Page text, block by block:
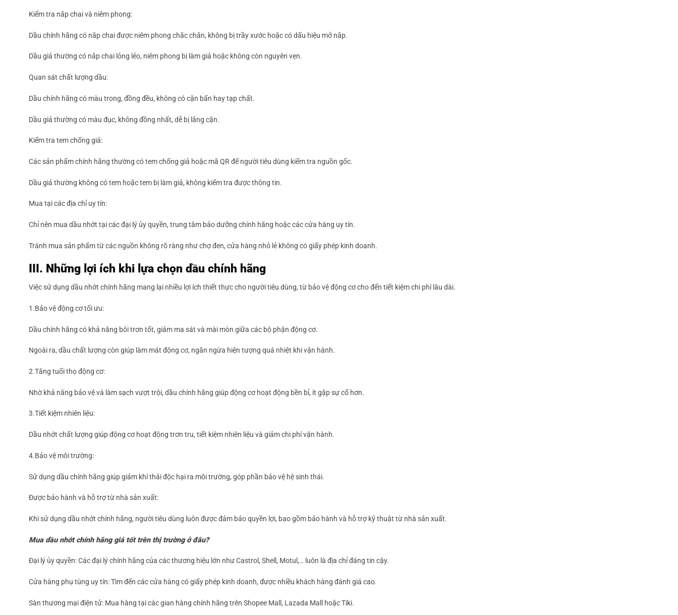
Kiểm tra nắp chai và niêm phong:
Dầu chính hãng có nắp chai được niêm phong chắc chắn, không bị trầy xước hoặc có dấu hiệu mở nắp.
Dầu giả thường có nắp chai lỏng lẻo, niêm phong bị làm giả hoặc không còn nguyên vẹn.
Quan sát chất lượng dầu:
Dầu chính hãng có màu trong, đồng đều, không có cặn bẩn hay tạp chất.
Dầu giả thường có màu đục, không đồng nhất, dễ bị lắng cặn.
Kiểm tra tem chống giả:
Các sản phẩm chính hãng thường có tem chống giả hoặc mã QR để người tiêu dùng kiểm tra nguồn gốc.
Dầu giả thường không có tem hoặc tem bị làm giả, không kiểm tra được thông tin.
Mua tại các địa chỉ uy tín:
Chỉ nên mua dầu nhớt tại các đại lý ủy quyền, trung tâm bảo dưỡng chính hãng hoặc các cửa hàng uy tín.
Tránh mua sản phẩm từ các nguồn không rõ ràng như chợ đen, cửa hàng nhỏ lẻ không có giấy phép kinh doanh.
III. Những lợi ích khi lựa chọn dầu chính hãng
Việc sử dụng dầu nhớt chính hãng mang lại nhiều lợi ích thiết thực cho người tiêu dùng, từ bảo vệ động cơ cho đến tiết kiệm chi phí lâu dài.
1.Bảo vệ động cơ tối ưu:
Dầu chính hãng có khả năng bôi trơn tốt, giảm ma sát và mài mòn giữa các bộ phận động cơ.
Ngoài ra, dầu chất lượng còn giúp làm mát động cơ, ngăn ngừa hiện tượng quá nhiệt khi vận hành.
2.Tăng tuổi thọ động cơ:
Nhờ khả năng bảo vệ và làm sạch vượt trội, dầu chính hãng giúp động cơ hoạt động bền bỉ, ít gặp sự cố hơn.
3.Tiết kiệm nhiên liệu:
Dầu nhớt chất lượng giúp động cơ hoạt động trơn tru, tiết kiệm nhiên liệu và giảm chi phí vận hành.
4.Bảo vệ môi trường:
Sử dụng dầu chính hãng giúp giảm khí thải độc hại ra môi trường, góp phần bảo vệ hệ sinh thái.
Được bảo hành và hỗ trợ từ nhà sản xuất:
Khi sử dụng dầu nhớt chính hãng, người tiêu dùng luôn được đảm bảo quyền lợi, bao gồm bảo hành và hỗ trợ kỹ thuật từ nhà sản xuất.
Mua dầu nhớt chính hãng giá tốt trên thị trường ở đâu?
Đại lý ủy quyền: Các đại lý chính hãng của các thương hiệu lớn như Castrol, Shell, Motul,… luôn là địa chỉ đáng tin cậy.
Cửa hàng phụ tùng uy tín: Tìm đến các cửa hàng có giấy phép kinh doanh, được nhiều khách hàng đánh giá cao.
Sàn thương mại điện tử: Mua hàng tại các gian hàng chính hãng trên Shopee Mall, Lazada Mall hoặc Tiki.